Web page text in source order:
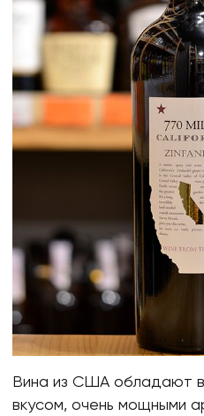
Вина из США обладают
вкусом, очень мощными